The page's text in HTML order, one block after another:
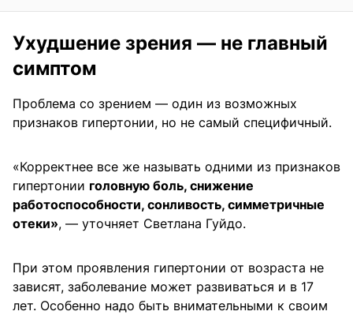
Ухудшение зрения — не главный
симптом
Проблема со зрением — один из возможных
признаков гипертонии, но не самый специфичный.
«Корректнее все же называть одними из признаков
гипертонии головную боль, снижение
работоспособности, сонливость, симметричные
отеки», — уточняет Светлана Гуйдо.
При этом проявления гипертонии от возраста не
зависят, заболевание может развиваться и в 17
лет. Особенно надо быть внимательными к своим